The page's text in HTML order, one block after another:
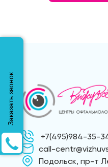
+7(495)984-35-
call-
Подольск, пр-т
Заказать звонок